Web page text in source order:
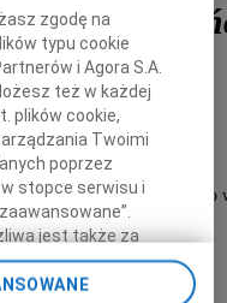
Jana
(1935-2014)
olimpijskiej sławy
im. Jana Kochanowskiego
fizyki i astronomii
Dziękujemy!
zgodę na
typu cookie
i Agora S.A.
też w każdej
plików cookie,
Twoimi
poprzez
stopce serwisu i
jest także za